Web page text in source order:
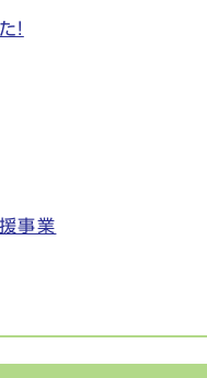
!
事業